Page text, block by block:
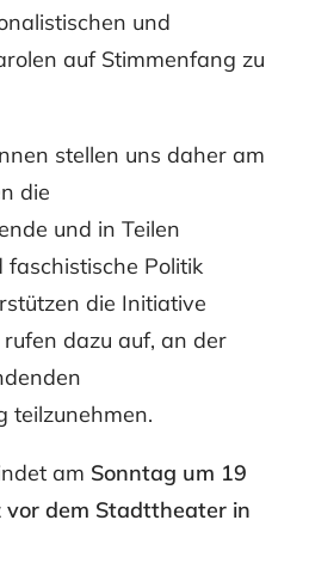
und
auf Stimmenfang zu
stellen uns daher am
die
und in Teilen
Politik
die Initiative
dazu auf, an der
teilzunehmen.
am Sonntag um 19
vor dem Stadttheater in